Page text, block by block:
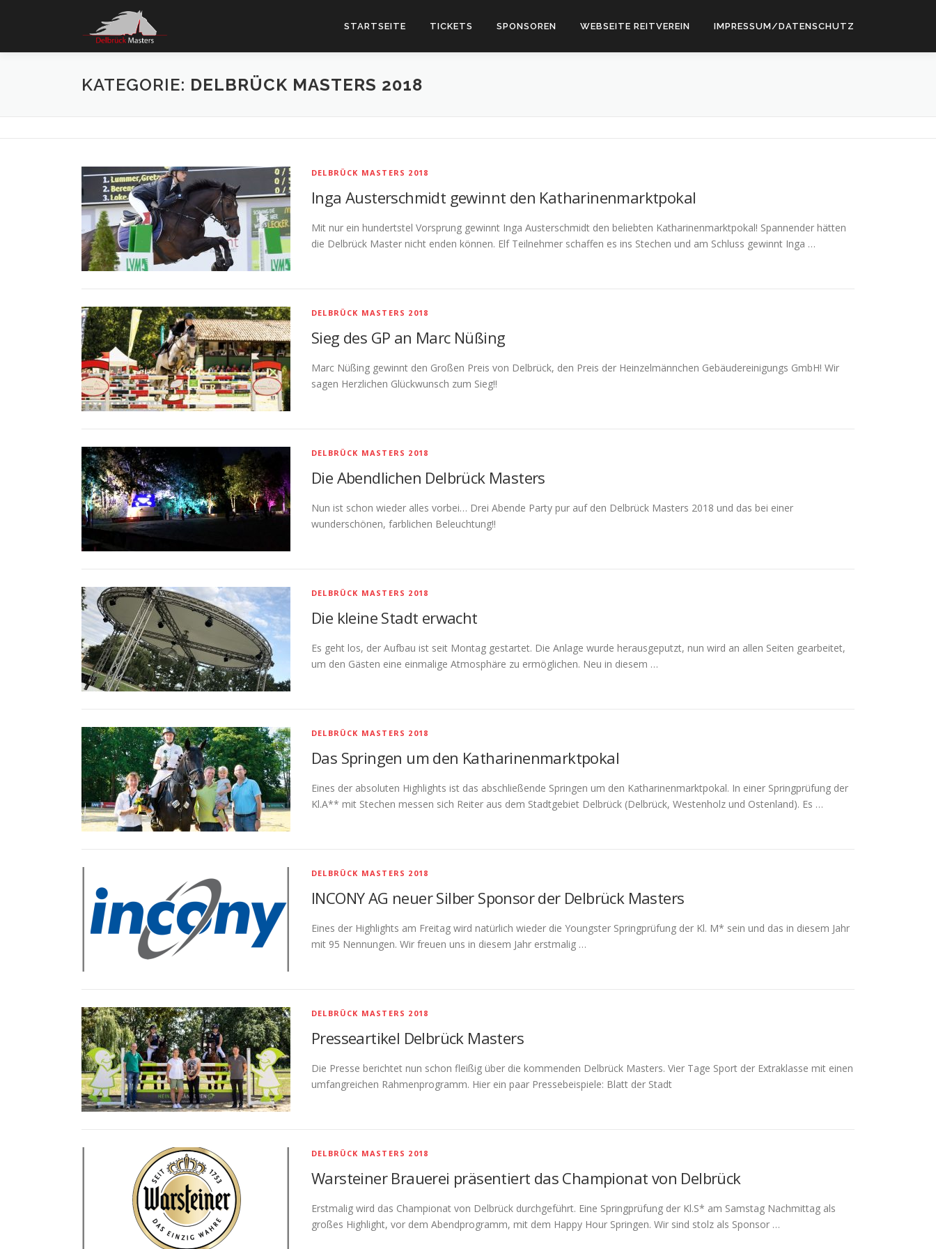
STARTSEITE TICKETS SPONSOREN WEBSEITE REITVEREIN IMPRESSUM/DATENSCHUTZ
KATEGORIE: DELBRÜCK MASTERS 2018
DELBRÜCK MASTERS 2018
Inga Austerschmidt gewinnt den Katharinenmarktpokal
Mit nur ein hundertstel Vorsprung gewinnt Inga Austerschmidt den beliebten Katharinenmarktpokal! Spannender hätten
die Delbrück Master nicht enden können. Elf Teilnehmer schaffen es ins Stechen und am Schluss gewinnt Inga …
DELBRÜCK MASTERS 2018
Sieg des GP an Marc Nüßing
Marc Nüßing gewinnt den Großen Preis von Delbrück, den Preis der Heinzelmännchen Gebäudereinigungs GmbH! Wir
sagen Herzlichen Glückwunsch zum Sieg!!
DELBRÜCK MASTERS 2018
Die Abendlichen Delbrück Masters
Nun ist schon wieder alles vorbei… Drei Abende Party pur auf den Delbrück Masters 2018 und das bei einer
wunderschönen, farblichen Beleuchtung!!
DELBRÜCK MASTERS 2018
Die kleine Stadt erwacht
Es geht los, der Aufbau ist seit Montag gestartet. Die Anlage wurde herausgeputzt, nun wird an allen Seiten gearbeitet,
um den Gästen eine einmalige Atmosphäre zu ermöglichen. Neu in diesem …
DELBRÜCK MASTERS 2018
Das Springen um den Katharinenmarktpokal
Eines der absoluten Highlights ist das abschließende Springen um den Katharinenmarktpokal. In einer Springprüfung der
Kl.A** mit Stechen messen sich Reiter aus dem Stadtgebiet Delbrück (Delbrück, Westenholz und Ostenland). Es …
DELBRÜCK MASTERS 2018
INCONY AG neuer Silber Sponsor der Delbrück Masters
Eines der Highlights am Freitag wird natürlich wieder die Youngster Springprüfung der Kl. M* sein und das in diesem Jahr
mit 95 Nennungen. Wir freuen uns in diesem Jahr erstmalig …
DELBRÜCK MASTERS 2018
Presseartikel Delbrück Masters
Die Presse berichtet nun schon fleißig über die kommenden Delbrück Masters. Vier Tage Sport der Extraklasse mit einen
umfangreichen Rahmenprogramm. Hier ein paar Pressebeispiele: Blatt der Stadt
DELBRÜCK MASTERS 2018
Warsteiner Brauerei präsentiert das Championat von Delbrück
Erstmalig wird das Championat von Delbrück durchgeführt. Eine Springprüfung der Kl.S* am Samstag Nachmittag als
großes Highlight, vor dem Abendprogramm, mit dem Happy Hour Springen. Wir sind stolz als Sponsor …